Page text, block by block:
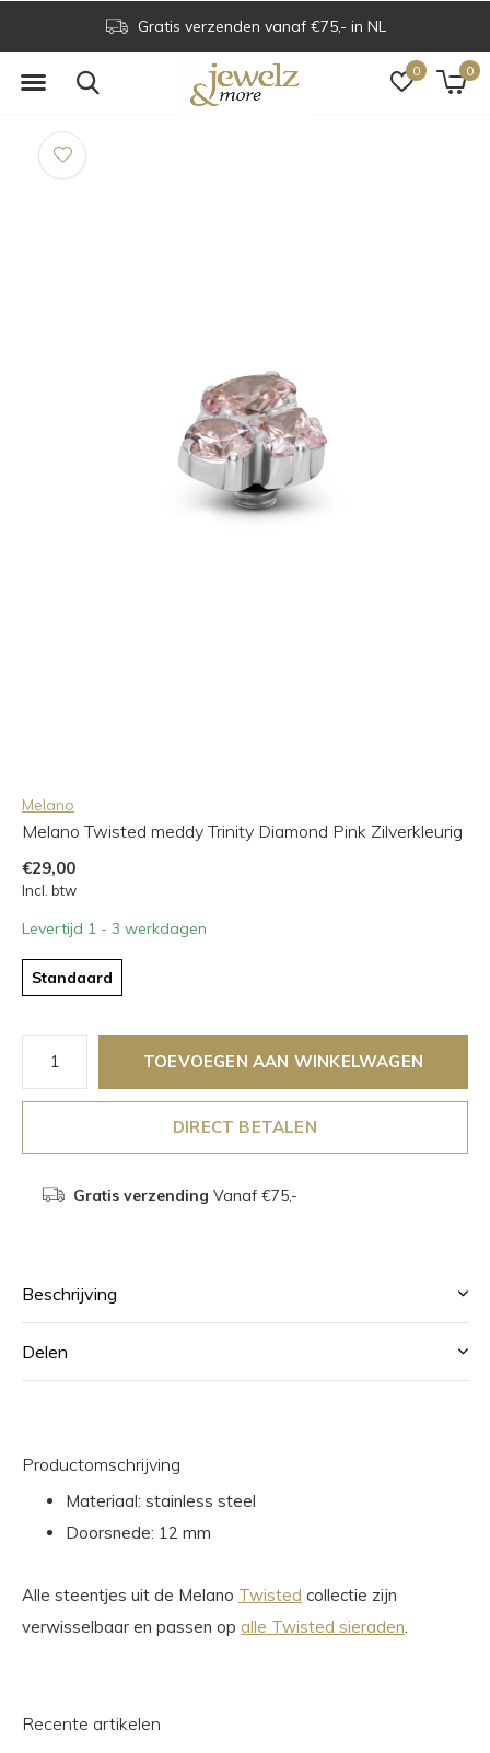
0 0
Gratis verzenden vanaf €75,- in NL
Melano
Melano Twisted meddy Trinity Diamond Pink Zilverkleurig
€29,00
Incl. btw
Levertijd 1 - 3 werkdagen
Standaard
TOEVOEGEN AAN WINKELWAGEN
DIRECT BETALEN
Gratis verzending Vanaf €75,-
Beschrijving
Delen
Productomschrijving
Materiaal: stainless steel
Doorsnede: 12 mm
Alle steentjes uit de Melano Twisted collectie zijn
verwisselbaar en passen op alle Twisted sieraden
Recente artikelen